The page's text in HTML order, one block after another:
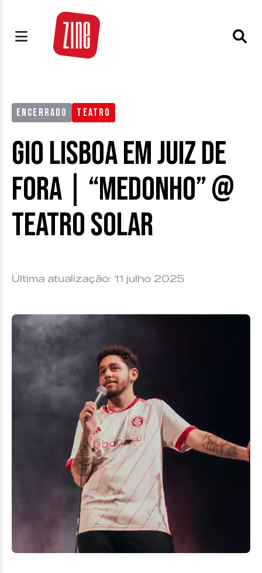
ENCERRADO TEATRO
Gio Lisboa em Juiz de
Fora | “Medonho” @
Teatro Solar
Última atualização: 11 julho 2025